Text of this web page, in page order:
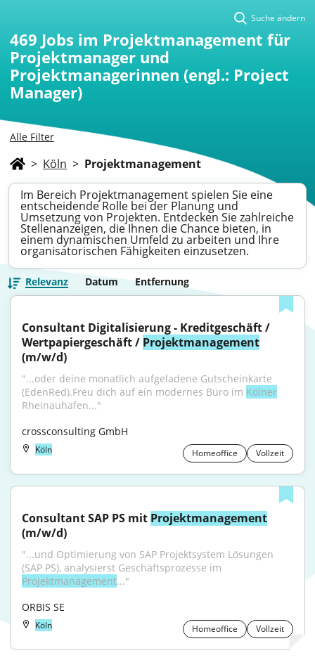
Alle Filter
Suche ändern
469 Jobs im Projektmanagement für
Projektmanager und
Projektmanagerinnen (engl.: Project
Manager)
> Köln > Projektmanagement
Im Bereich Projektmanagement spielen Sie eine
entscheidende Rolle bei der Planung und
Umsetzung von Projekten. Entdecken Sie zahlreiche
Stellenanzeigen, die Ihnen die Chance bieten, in
einem dynamischen Umfeld zu arbeiten und Ihre
organisatorischen Fähigkeiten einzusetzen.
Relevanz Datum Entfernung
Consultant Digitalisierung - Kreditgeschäft /
Wertpapiergeschäft / Projektmanagement
(m/w/d)
"...oder deine monatlich aufgeladene Gutscheinkarte
(EdenRed).Freu dich auf ein modernes Büro im Kölner
Rheinauhafen..."
crossconsulting GmbH
Köln Homeoffice Vollzeit
Consultant SAP PS mit Projektmanagement
(m/w/d)
"...und Optimierung von SAP Projektsystem Lösungen
Projektmanagement..."
ORBIS SE
Köln Homeoffice Vollzeit